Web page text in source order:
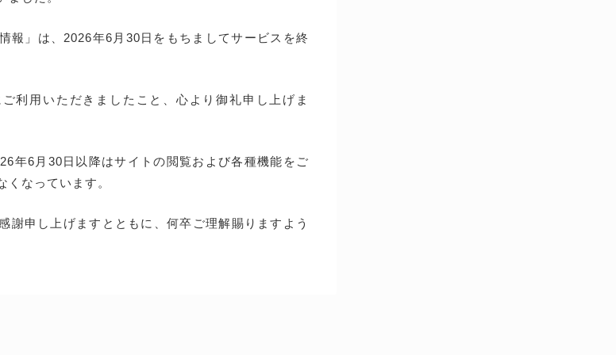
報」は、2026年6月30日をもちましてサービスを終
利用いただきましたこと、心より御礼申し上げま
年6月30日以降はサイトの閲覧および各種機能をご
くなっています。
謝申し上げますとともに、何卒ご理解賜りますよう